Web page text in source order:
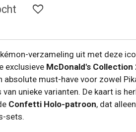
verzameling uit met deze
exclusieve McDonald's Collection
absolute must-have voor zowel
unieke varianten. De kaart is
Confetti Holo-patroon, dat
sets.